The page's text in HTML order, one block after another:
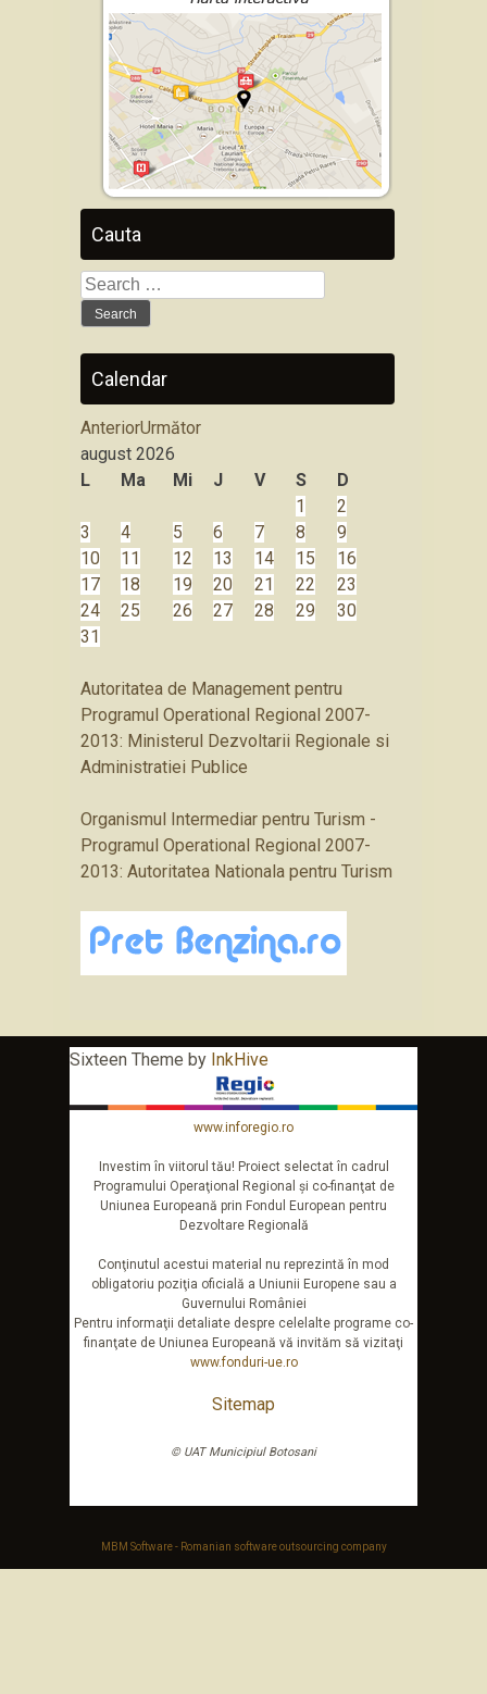
Cauta
Search
for:
Calendar
AnteriorUrmător
august 2026
L
Ma Mi J V S
D
1
2
3
4 5 6 7 8
9
10
11 12 13 14 15
16
17
18 19 20 21 22
23
24
25 26 27 28 29
30
31
Autoritatea de Management pentru
Programul Operational Regional 2007-
2013: Ministerul Dezvoltarii Regionale si
Administratiei Publice
Organismul Intermediar pentru Turism -
Programul Operational Regional 2007-
2013: Autoritatea Nationala pentru Turism
Sixteen Theme by InkHive
www.inforegio.ro
Investim în viitorul tău! Proiect selectat în cadrul
Programului Operaţional Regional şi co-finanţat de
Uniunea Europeană prin Fondul European pentru
Dezvoltare Regională
Conţinutul acestui material nu reprezintă în mod
obligatoriu poziţia oficială a Uniunii Europene sau a
Guvernului României
Pentru informaţii detaliate despre celelalte programe co-
finanţate de Uniunea Europeană vă invităm să vizitaţi
www.fonduri-ue.ro
Sitemap
© UAT Municipiul Botosani
MBM Software - Romanian software outsourcing company